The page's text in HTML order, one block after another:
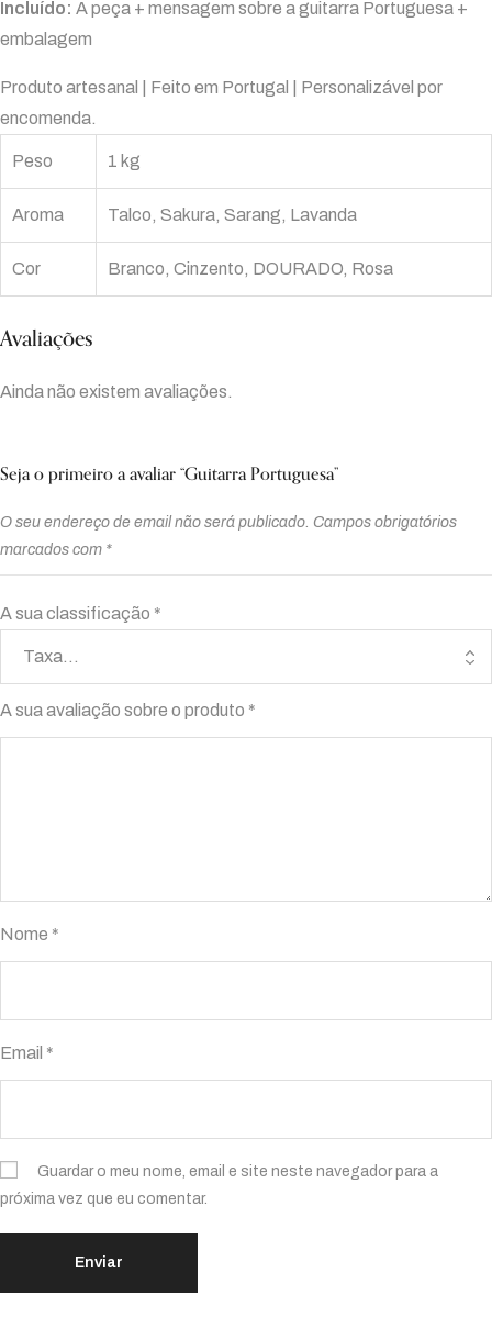
Incluído: A peça + mensagem sobre a guitarra Portuguesa +
embalagem
Produto artesanal | Feito em Portugal | Personalizável por
encomenda.
Peso 1 kg
Aroma Talco, Sakura, Sarang, Lavanda
Cor Branco, Cinzento, DOURADO, Rosa
Avaliações
Ainda não existem avaliações.
Seja o primeiro a avaliar “Guitarra Portuguesa”
O seu endereço de email não será publicado. Campos obrigatórios
marcados com *
A sua classificação *
A sua avaliação sobre o produto *
Nome *
Email *
Guardar o meu nome, email e site neste navegador para a
próxima vez que eu comentar.